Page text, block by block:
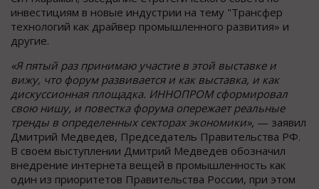
инвестициям в новые индустрии на тему "Трансфер
технологий как драйвер промышленного развития» и
другие.
«Я пятый раз принимаю участие в этой выставке и
вижу, что форум развивается и как выставка, и как
дискуссионная площадка. ИННОПРОМ сформировал
свою нишу, и повестка форума опережает реальные
тренды в определенных секторах экономики», — заявил
Дмитрий Медведев, Председатель Правительства РФ.
В своем выступлении Дмитрий Медведев обозначил
внедрение интернета вещей в промышленность как
один из приоритетов Правительства России, при этом